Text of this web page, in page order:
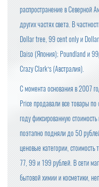
распространение в Северной
других частях света. В
Dollar tree, 99 cent only и
Daiso (Япония); Poundland и
Crazy Clark’s (Австралия).
С момента основания в 2007
Price продавали все товары
году фиксированную
поэтапно подняли до 50
ценовые категории,
77, 99 и 199 рублей. В сети
бытовой химии и косметики,